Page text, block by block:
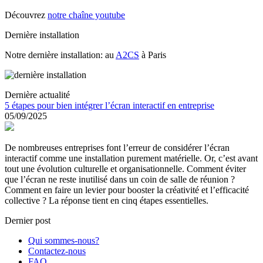
Découvrez notre chaîne youtube
Dernière installation
Notre dernière installation: au A2CS à Paris
Dernière actualité
5 étapes pour bien intégrer l’écran interactif en entreprise
05/09/2025
De nombreuses entreprises font l’erreur de considérer l’écran
interactif comme une installation purement matérielle. Or, c’est avant
tout une évolution culturelle et organisationnelle. Comment éviter
que l’écran ne reste inutilisé dans un coin de salle de réunion ?
Comment en faire un levier pour booster la créativité et l’efficacité
collective ? La réponse tient en cinq étapes essentielles.
Dernier post
Qui sommes-nous?
Contactez-nous